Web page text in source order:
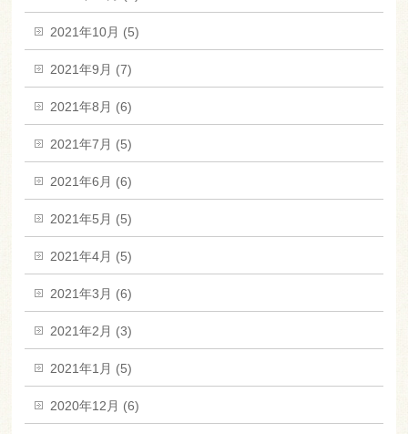
2021年10月 (5)
2021年9月 (7)
2021年8月 (6)
2021年7月 (5)
2021年6月 (6)
2021年5月 (5)
2021年4月 (5)
2021年3月 (6)
2021年2月 (3)
2021年1月 (5)
2020年12月 (6)